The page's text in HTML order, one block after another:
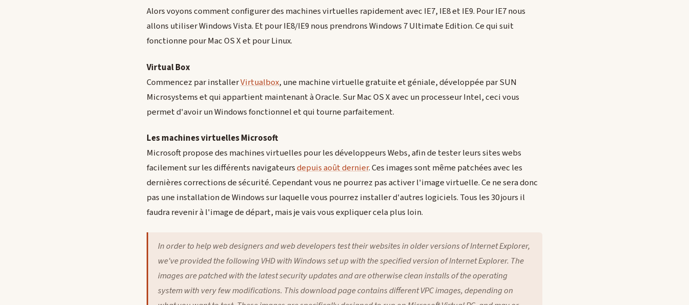
Alors voyons comment configurer des machines virtuelles rapidement avec IE7, IE8 et IE9. Pour IE7 nous
allons utiliser Windows Vista. Et pour IE8/IE9 nous prendrons Windows 7 Ultimate Edition. Ce qui suit
fonctionne pour Mac OS X et pour Linux.
Virtual Box
Commencez par installerVirtualbox, une machine virtuelle gratuite et géniale, développée par SUN
Microsystems et qui appartient maintenant à Oracle. Sur Mac OS X avec un processeur Intel, ceci vous
permet d'avoir un Windows fonctionnel et qui tourne parfaitement.
Les machines virtuelles Microsoft
Microsoft propose des machines virtuelles pour les développeurs Webs, afin de tester leurs sites webs
facilement sur les différents navigateursdepuis août dernier. Ces images sont même patchées avec les
dernières corrections de sécurité. Cependant vous ne pourrez pas activer l'image virtuelle. Ce ne sera donc
pas une installation de Windows sur laquelle vous pourrez installer d'autres logiciels. Tous les 30 jours il
faudra revenir à l'image de départ, mais je vais vous expliquer cela plus loin.
In order to help web designers and web developers test their websites in older versions of Internet Explorer,
we've provided the following VHD with Windows set up with the specified version of Internet Explorer. The
images are patched with the latest security updates and are otherwise clean installs of the operating
system with very few modifications. This download page contains different VPC images, depending on